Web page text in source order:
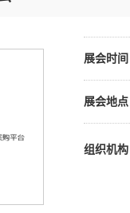
展会时
展会地
组织机构